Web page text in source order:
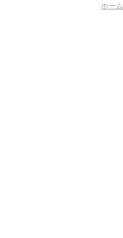
ホーム